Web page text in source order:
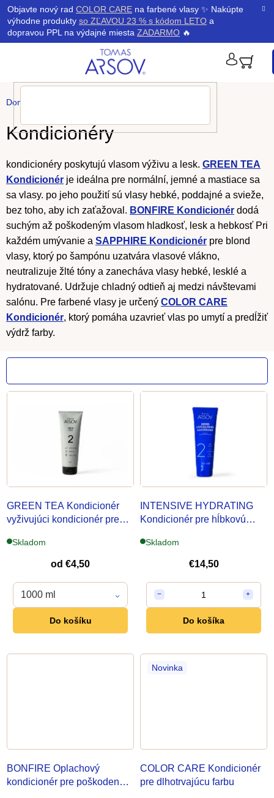
Prejsť
na
obsah
Objavte nový rad COLOR CARE na farbené vlasy ✨ Nakúpte
výhodne produkty so ZĽAVOU 23 % s kódom LETO a
dopravou PPL na výdajné miesta ZADARMO 🔥
Domov
Kondicionéry
kondicionéry poskytujú vlasom výživu a lesk. GREEN TEA
Kondicionér je ideálna pre normální, jemné a mastiace sa
sa vlasy. po jeho použití sú vlasy hebké, poddajné a svieže,
bez toho, aby ich zaťažoval. BONFIRE Kondicionér dodá
suchým až poškodeným vlasom hladkosť, lesk a hebkosť Pri
každém umývanie a SAPPHIRE Kondicionér pre blond
vlasy, ktorý po šampónu uzatvára vlasové vlákno,
neutralizuje žlté tóny a zanecháva vlasy hebké, lesklé a
hydratované. Udržuje chladný odtieň aj medzi návštevami
salónu. Pre farbené vlasy je určený COLOR CARE
Kondicionér, ktorý pomáha uzavrieť vlas po umytí a predĺžiť
výdrž farby.
V
ý
p
r
o
u
k
GREEN TEA Kondicionér
vyživujúci kondicionér pre
Skladom
od €4,50
1000 ml
Do košíku
INTENSIVE HYDRATING
Kondicionér pre hĺbkovú
Skladom
€14,50
− 1 +
Do košíka
BONFIRE Oplachový
kondicionér pre poškodené
Novinka
COLOR CARE Kondicionér
pre dlhotrvajúcu farbu
K
o
Späť
Späť